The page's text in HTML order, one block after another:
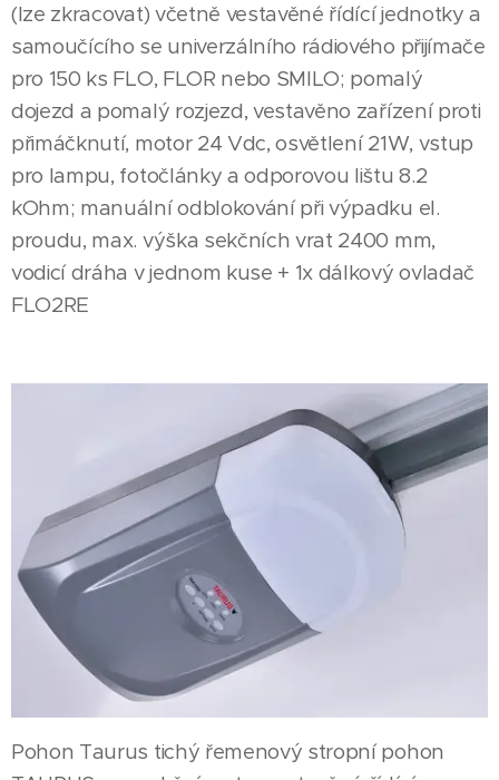
(lze zkracovat) včetně vestavěné řídící jednotky a
samoučícího se univerzálního rádiového přijímače
pro 150 ks FLO, FLOR nebo SMILO; pomalý
dojezd a pomalý rozjezd, vestavěno zařízení proti
přimáčknutí, motor 24 Vdc, osvětlení 21W, vstup
pro lampu, fotočlánky a odporovou lištu 8.2
kOhm; manuální odblokování při výpadku el.
proudu, max. výška sekčních vrat 2400 mm,
vodicí dráha v jednom kuse + 1x dálkový ovladač
FLO2RE
Pohon Taurus tichý řemenový stropní pohon